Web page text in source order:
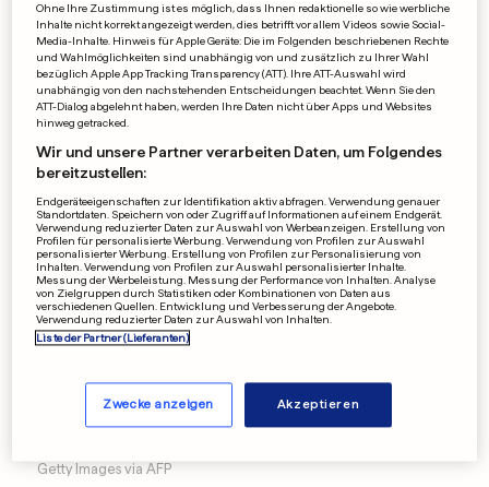
Bevorzugte Quelle
Info Ticker Kader Statistik Analyse
Getty Images via AFP
Ohne Ihre Zustimmung ist es möglich, dass Ihnen redaktionelle so wie werbliche
Inhalte nicht korrekt angezeigt werden, dies betrifft vor allem Videos sowie Social-
Media-Inhalte. Hinweis für Apple Geräte: Die im Folgenden beschriebenen Rechte
und Wahlmöglichkeiten sind unabhängig von und zusätzlich zu Ihrer Wahl
bezüglich Apple App Tracking Transparency (ATT). Ihre ATT-Auswahl wird
unabhängig von den nachstehenden Entscheidungen beachtet. Wenn Sie den
ATT-Dialog abgelehnt haben, werden Ihre Daten nicht über Apps und Websites
hinweg getracked.
Wir und unsere Partner verarbeiten Daten, um Folgendes
bereitzustellen:
Endgeräteeigenschaften zur Identifikation aktiv abfragen. Verwendung genauer
Standortdaten. Speichern von oder Zugriff auf Informationen auf einem Endgerät.
Verwendung reduzierter Daten zur Auswahl von Werbeanzeigen. Erstellung von
Profilen für personalisierte Werbung. Verwendung von Profilen zur Auswahl
personalisierter Werbung. Erstellung von Profilen zur Personalisierung von
Inhalten. Verwendung von Profilen zur Auswahl personalisierter Inhalte.
Messung der Werbeleistung. Messung der Performance von Inhalten. Analyse
von Zielgruppen durch Statistiken oder Kombinationen von Daten aus
verschiedenen Quellen. Entwicklung und Verbesserung der Angebote.
Verwendung reduzierter Daten zur Auswahl von Inhalten.
Liste der Partner (Lieferanten)
Zwecke anzeigen Akzeptieren